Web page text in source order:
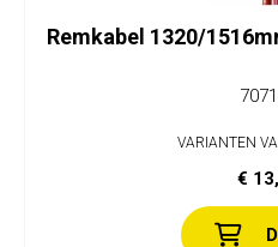
Remkabel 1320/
VARIANTEN
€